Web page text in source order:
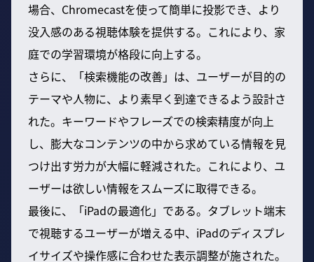
場合、Chromecastを使って簡単に投影でき、より
没入感のある視聴体験を提供する。これにより、家
庭での学習環境が格段に向上する。
さらに、「検索機能の改善」は、ユーザーが目的の
テーマや人物に、より素早く到達できるよう設計さ
れた。キーワードやフレーズでの検索精度が向上
し、膨大なコンテンツの中から求めている情報を見
つけ出す労力が大幅に軽減された。これにより、ユ
ーザーは欲しい情報をスムーズに取得できる。
最後に、「iPadの最適化」である。タブレット端末
で視聴するユーザーが増える中、iPadのディスプレ
イサイズや操作感に合わせた表示調整が施された。